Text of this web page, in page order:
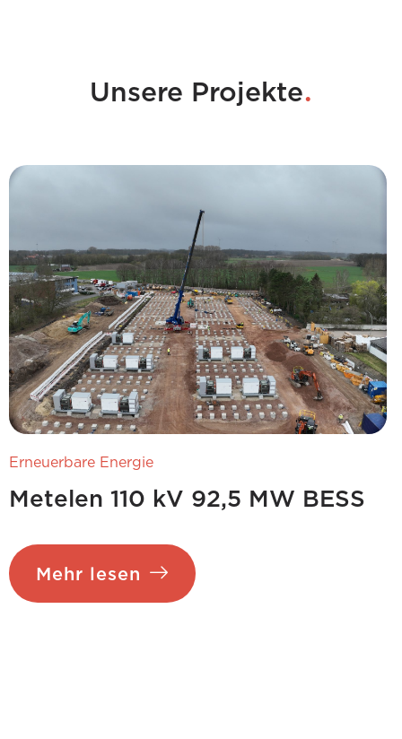
Unsere Projekte.
Erneuerbare Energie
Metelen 110 kV 92,5 MW BESS
Mehr lesen